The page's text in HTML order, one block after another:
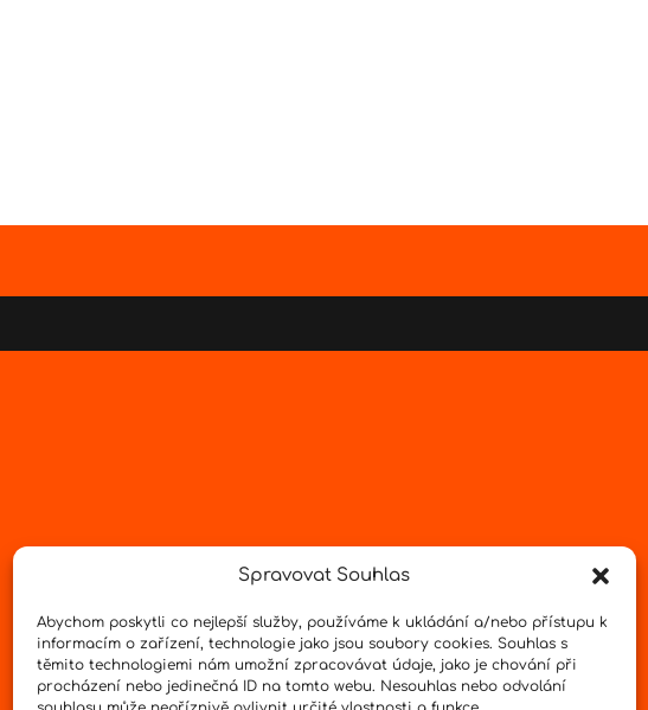
Spravovat Souhlas
Abychom poskytli co nejlepší služby, používáme k ukládání a/nebo přístupu k
informacím o zařízení, technologie jako jsou soubory cookies. Souhlas s
těmito technologiemi nám umožní zpracovávat údaje, jako je chování při
procházení nebo jedinečná ID na tomto webu. Nesouhlas nebo odvolání